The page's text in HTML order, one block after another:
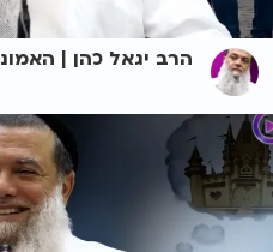
הרב יגאל כהן |